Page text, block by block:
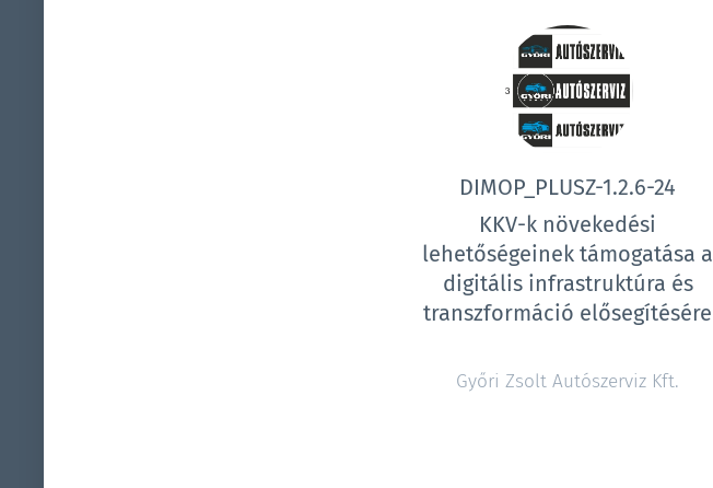
DIMOP_PLUSZ-1.2.6-24
KKV-k növekedési
lehetőségeinek támogatása a
digitális infrastruktúra és
transzformáció elősegítésére
Győri Zsolt Autószerviz Kft.